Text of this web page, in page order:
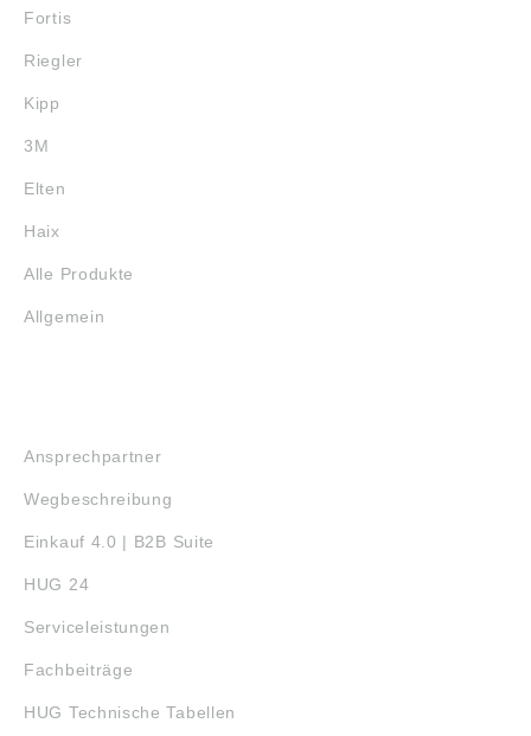
Fortis
Riegler
Kipp
3M
Elten
Haix
Alle Produkte
Allgemein
Ansprechpartner
Wegbeschreibung
Einkauf 4.0 | B2B Suite
HUG 24
Serviceleistungen
Fachbeiträge
HUG Technische Tabellen